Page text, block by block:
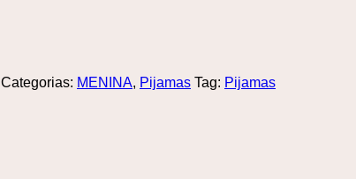
Categorias: MENINA, Pijamas Tag: Pijamas